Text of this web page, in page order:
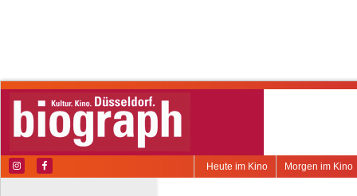
Morgen im Kino
Heute im Kino